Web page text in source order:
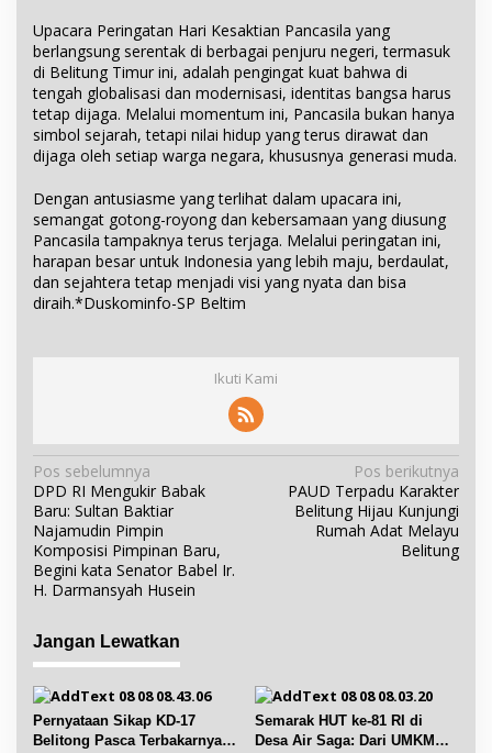
Upacara Peringatan Hari Kesaktian Pancasila yang
berlangsung serentak di berbagai penjuru negeri, termasuk
di Belitung Timur ini, adalah pengingat kuat bahwa di
tengah globalisasi dan modernisasi, identitas bangsa harus
tetap dijaga. Melalui momentum ini, Pancasila bukan hanya
simbol sejarah, tetapi nilai hidup yang terus dirawat dan
dijaga oleh setiap warga negara, khususnya generasi muda.
Dengan antusiasme yang terlihat dalam upacara ini,
semangat gotong-royong dan kebersamaan yang diusung
Pancasila tampaknya terus terjaga. Melalui peringatan ini,
harapan besar untuk Indonesia yang lebih maju, berdaulat,
dan sejahtera tetap menjadi visi yang nyata dan bisa
diraih.*Duskominfo-SP Beltim
Ikuti Kami
N
a
v
i
g
s
i
p
o
s
Pos sebelumnya
DPD RI Mengukir Babak
Baru: Sultan Baktiar
Najamudin Pimpin
Komposisi Pimpinan Baru,
Begini kata Senator Babel Ir.
H. Darmansyah Husein
Pos berikutnya
PAUD Terpadu Karakter
Belitung Hijau Kunjungi
Rumah Adat Melayu
Belitung
Jangan Lewatkan
Pernyataan Sikap KD-17
Belitong Pasca Terbakarnya
Semarak HUT ke-81 RI di
Desa Air Saga: Dari UMKM